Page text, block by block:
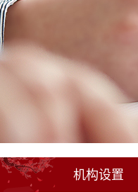
机构设置